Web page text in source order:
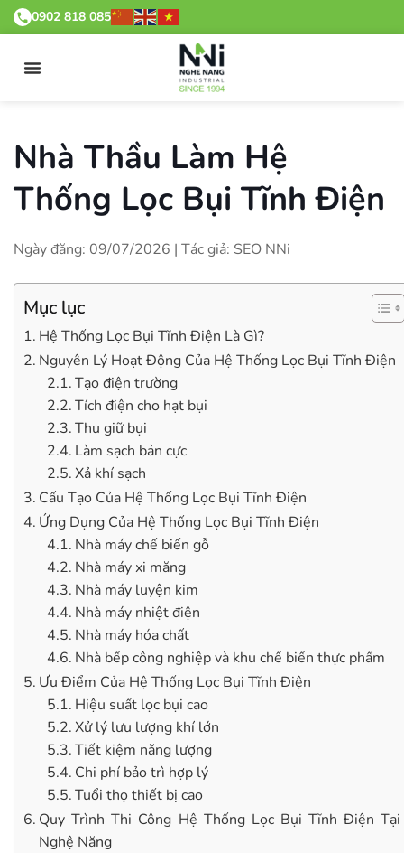
0902 818 085
Nhà Thầu Làm Hệ
Thống Lọc Bụi Tĩnh Điện
Ngày đăng: 09/07/2026 | Tác giả: SEO NNi
Mục lục
Hệ Thống Lọc Bụi Tĩnh Điện Là Gì?
Nguyên Lý Hoạt Động Của Hệ Thống Lọc Bụi Tĩnh Điện
Tạo điện trường
Tích điện cho hạt bụi
Thu giữ bụi
Làm sạch bản cực
Xả khí sạch
Cấu Tạo Của Hệ Thống Lọc Bụi Tĩnh Điện
Ứng Dụng Của Hệ Thống Lọc Bụi Tĩnh Điện
Nhà máy chế biến gỗ
Nhà máy xi măng
Nhà máy luyện kim
Nhà máy nhiệt điện
Nhà máy hóa chất
Nhà bếp công nghiệp và khu chế biến thực phẩm
Ưu Điểm Của Hệ Thống Lọc Bụi Tĩnh Điện
Hiệu suất lọc bụi cao
Xử lý lưu lượng khí lớn
Tiết kiệm năng lượng
Chi phí bảo trì hợp lý
Tuổi thọ thiết bị cao
Quy Trình Thi Công Hệ Thống Lọc Bụi Tĩnh Điện Tại
Nghệ Năng